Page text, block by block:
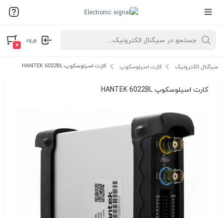
ورود
۰
سیگنال الکترونیک کارت اسیلوسکوپ کارت اسیلوسکوپ HANTEK 6022BL
کارت اسیلوسکوپ HANTEK 6022BL